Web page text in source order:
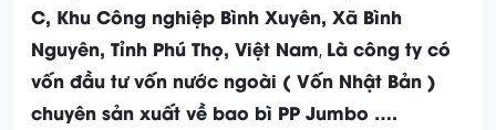
C, Khu Công nghiệp Bình Xuyên, Xã Bình
Nguyên, Tỉnh Phú Thọ, Việt Nam, Là công ty có
vốn đầu tư vốn nước ngoài ( Vốn Nhật Bản )
chuyên sản xuất về bao bì PP Jumbo ….